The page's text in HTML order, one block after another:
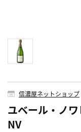
信濃屋ネットショップ
ユベール・ノ
NV